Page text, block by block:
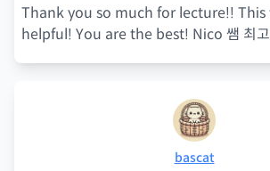
Thank you so much for lecture!! This
helpful! You are the best! Nico 쌤 최
bascat